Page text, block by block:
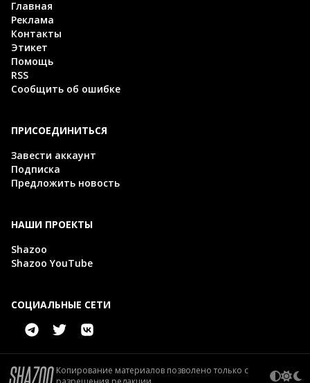
Главная
Реклама
Контакты
Этикет
Помощь
RSS
Сообщить об ошибке
ПРИСОЕДИНИТЬСЯ
Завести аккаунт
Подписка
Предложить новость
НАШИ ПРОЕКТЫ
Shazoo
Shazoo YouTube
СОЦИАЛЬНЫЕ СЕТИ
Копирование материалов позволено только с